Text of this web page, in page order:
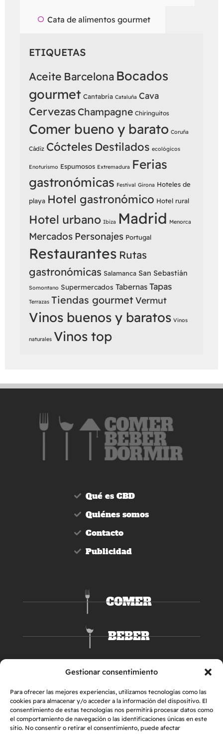
Gestionar consentimiento
Para ofrecer las mejores experiencias, utilizamos tecnologías como las
cookies para almacenar y/o acceder a la información del dispositivo. El
consentimiento de estas tecnologías nos permitirá procesar datos como
el comportamiento de navegación o las identificaciones únicas en este
sitio. No consentir o retirar el consentimiento, puede afectar
Cata de alimentos gourmet
ETIQUETAS
Aceite Barcelona Bocados
gourmet Cantabria Cataluña Cava
Cervezas Champagne Chiringuitos
Comer bueno y barato Coruña
Cádiz Cócteles Destilados ecológicos
Enoturismo Espumosos Extremadura Ferias
gastronómicas Festival Girona Hoteles de
playa Hotel gastronómico Hotel rural
Hotel urbano Ibiza Madrid Menorca
Mercados Personajes Portugal
Restaurantes Rutas
gastronómicas Salamanca San Sebastián
Somontano Supermercados Tabernas Tapas
Terrazas Tiendas gourmetVermut
Vinos buenos y baratos Vinos
naturales Vinos top
Qué es CBD
Quiénes somos
Contacto
Publicidad
COMER
BEBER
DORMIR